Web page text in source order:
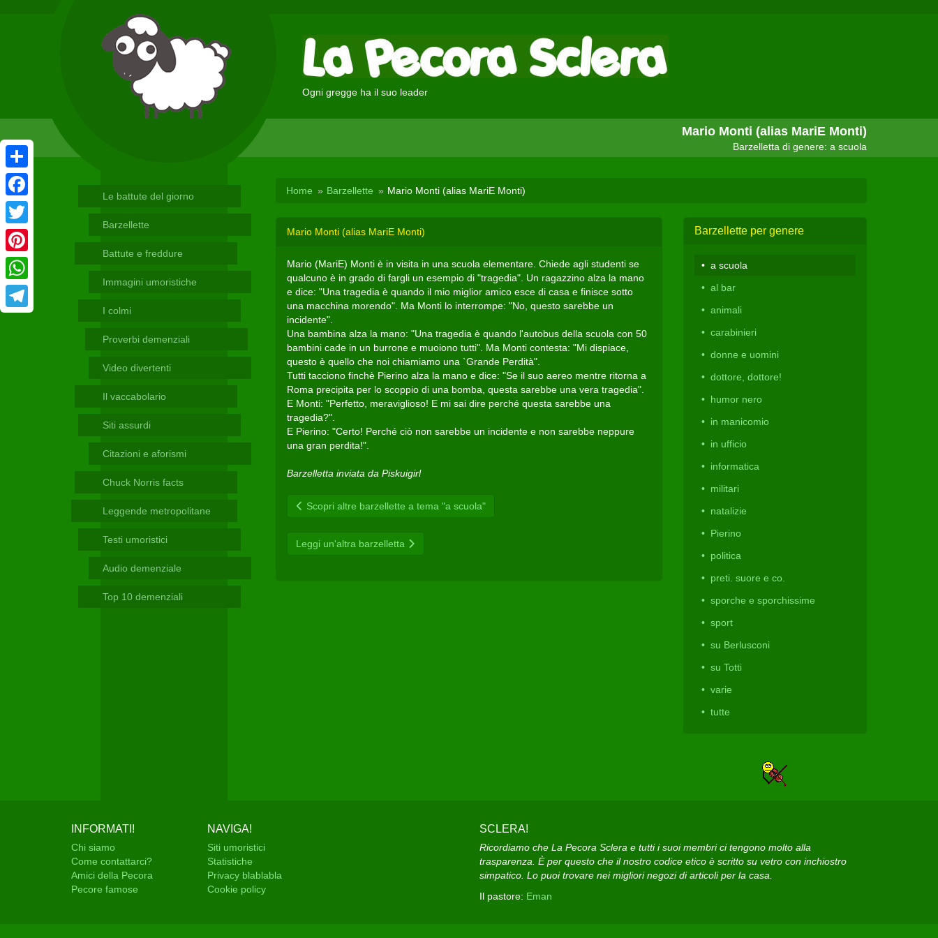
Ogni gregge ha il suo leader
Mario Monti (alias MariE Monti)
Barzelletta di genere: a scuola
Le battute del giorno
Barzellette
Battute e freddure
Immagini umoristiche
I colmi
Proverbi demenziali
Video divertenti
Il vaccabolario
Siti assurdi
Citazioni e aforismi
Chuck Norris facts
Leggende metropolitane
Testi umoristici
Audio demenziale
Top 10 demenziali
Home Barzellette Mario Monti (alias MariE Monti)
Mario Monti (alias MariE Monti)
Mario (MariE) Monti è in visita in una scuola elementare. Chiede agli studenti se
qualcuno è in grado di fargli un esempio di "tragedia". Un ragazzino alza la mano
e dice: "Una tragedia è quando il mio miglior amico esce di casa e finisce sotto
una macchina morendo". Ma Monti lo interrompe: "No, questo sarebbe un
incidente".
Una bambina alza la mano: "Una tragedia è quando l'autobus della scuola con 50
bambini cade in un burrone e muoiono tutti". Ma Monti contesta: "Mi dispiace,
questo è quello che noi chiamiamo una `Grande Perdità".
Tutti tacciono finchè Pierino alza la mano e dice: "Se il suo aereo mentre ritorna a
Roma precipita per lo scoppio di una bomba, questa sarebbe una vera tragedia".
E Monti: "Perfetto, meraviglioso! E mi sai dire perché questa sarebbe una
tragedia?".
E Pierino: "Certo! Perché ciò non sarebbe un incidente e non sarebbe neppure
una gran perdita!".
Barzelletta inviata da Piskuigirl
Scopri altre barzellette a tema "a scuola"
Leggi un'altra barzelletta
Barzellette per genere
a scuola
al bar
animali
carabinieri
donne e uomini
dottore, dottore!
humor nero
in manicomio
in ufficio
informatica
militari
natalizie
Pierino
politica
preti. suore e co.
sporche e sporchissime
sport
su Berlusconi
su Totti
varie
tutte
INFORMATI!
Chi siamo
Come contattarci?
Amici della Pecora
Pecore famose
NAVIGA!
Siti umoristici
Statistiche
Privacy blablabla
Cookie policy
SCLERA!
Ricordiamo che La Pecora Sclera e tutti i suoi membri ci tengono molto alla
trasparenza. È per questo che il nostro codice etico è scritto su vetro con inchiostro
simpatico. Lo puoi trovare nei migliori negozi di articoli per la casa.
Il pastore: Eman
Condividi
Facebook
Twitter
Pinterest
WhatsApp